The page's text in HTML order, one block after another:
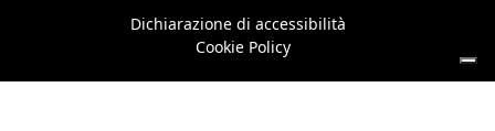
Dichiarazione di accessibilità
Cookie Policy